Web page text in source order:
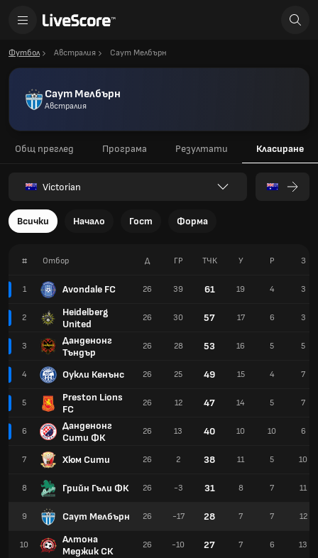
Футбол Австралия Саут Мелбърн
Саут Мелбърн
Австралия
Общ преглед Програма Резултати Класиране
Victorian
Всички Начало Гост Форма
# Отбор
1 Avondale FC
2
Heidelberg
United
3
Данденонг
Тъндър
4 Оукли Кенънс
5
Preston Lions
FC
6
Данденонг
Сити ФК
7 Хюм Сити
8 Грийн Гъли ФК
9 Саут Мелбърн
10
Алтона
Меджик СК
Д ГР TЧК У Р З
26 39 61 19 4 3
26 30 57 17 6 3
26 28 53 16 5 5
26 25 49 15 4 7
26 12 47 14 5 7
26 13 40 10 10 6
26 2 38 11 5 10
26 -3 31 8 7 11
26 -17 28 7 7 12
26 -10 27 7 6 13